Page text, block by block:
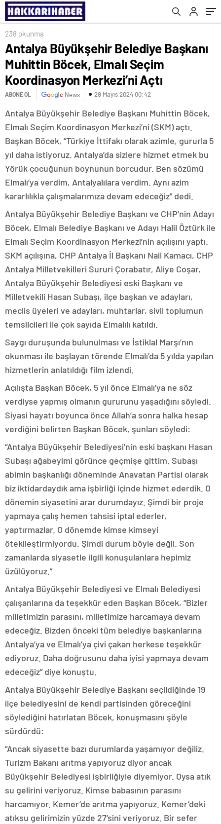
Merkezi’ni Açtı
238 okunma
Antalya Büyükşehir Belediye Başkanı
Muhittin Böcek, Elmalı Seçim
Koordinasyon Merkezi’ni Açtı
ABONE OL News 29 Mayıs 2024 00:42
Antalya Büyükşehir Belediye Başkanı Muhittin Böcek,
Elmalı Seçim Koordinasyon Merkezi’ni (SKM) açtı.
Başkan Böcek, “Türkiye İttifakı olarak azimle, gururla 5
yıl daha istiyoruz. Antalya’da sizlere hizmet etmek bu
Yörük çocuğunun boynunun borcudur. Ben sözümü
Elmalı’ya verdim, Antalyalılara verdim. Aynı azim
kararlılıkla çalışmalarımıza devam edeceğiz” dedi.
Antalya Büyükşehir Belediye Başkanı ve CHP’nin Adayı
Böcek, Elmalı Belediye Başkanı ve Adayı Halil Öztürk ile
Elmalı Seçim Koordinasyon Merkezi’nin açılışını yaptı.
SKM açılışına, CHP Antalya İl Başkanı Nail Kamacı, CHP
Antalya Milletvekilleri Sururi Çorabatır, Aliye Coşar,
Antalya Büyükşehir Belediyesi eski Başkanı ve
Milletvekili Hasan Subaşı, ilçe başkan ve adayları,
meclis üyeleri ve adayları, muhtarlar, sivil toplumun
temsilcileri ile çok sayıda Elmalılı katıldı.
Saygı duruşunda bulunulması ve İstiklal Marşı’nın
okunması ile başlayan törende Elmalı’da 5 yılda yapılan
hizmetlerin anlatıldığı film izlendi.
Açılışta Başkan Böcek, 5 yıl önce Elmalı’ya ne söz
verdiyse yapmış olmanın gururunu yaşadığını söyledi.
Siyasi hayatı boyunca önce Allah’a sonra halka hesap
verdiğini belirten Başkan Böcek, şunları söyledi:
“Antalya Büyükşehir Belediyesi’nin eski başkanı Hasan
Subaşı ağabeyimi görünce geçmişe gittim. Subaşı
abimin başkanlığı döneminde Anavatan Partisi olarak
biz iktidardaydık ama işbirliği içinde hizmet ederdik. O
dönemin siyasetini arar durumdayız. Şimdi bir proje
yapmaya çalış hemen tahsisi iptal ederler,
yaptırmazlar. O dönemde kimse kimseyi
ötekileştirmiyordu. Şimdi durum böyle değil. Son
zamanlarda siyasetle ilgili konuşulanlara hepimiz
üzülüyoruz.”
Antalya Büyükşehir Belediyesi ve Elmalı Belediyesi
çalışanlarına da teşekkür eden Başkan Böcek, “Bizler
milletimizin parasını, milletimize harcamaya devam
edeceğiz. Bizden önceki tüm belediye başkanlarına
Antalya’ya ve Elmalı’ya çivi çakan herkese teşekkür
ediyoruz. Daha doğrusunu daha iyisi yapmaya devam
edeceğiz” diye konuştu.
Antalya Büyükşehir Belediye Başkanı seçildiğinde 19
ilçe belediyesini de kendi partisinden göreceğini
söylediğini hatırlatan Böcek, konuşmasını şöyle
sürdürdü:
“Ancak siyasette bazı durumlarda yaşamıyor değiliz.
Turizm Bakanı arıtma yapıyoruz diyor ancak
Büyükşehir Belediyesi işbirliğiyle diyemiyor. Oysa atık
su gelirini veriyoruz. Kimse babasının parasını
harcamıyor. Kemer’de arıtma yapıyoruz. Kemer’deki
atıksu gelirimizin yüzde 27’sini veriyoruz. Bir sefer